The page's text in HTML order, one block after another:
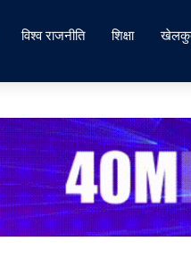
विश्व राजनीति शिक्षा